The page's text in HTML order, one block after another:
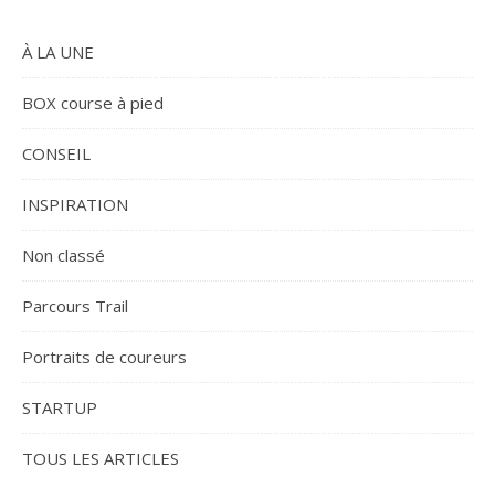
À LA UNE
BOX course à pied
CONSEIL
INSPIRATION
Non classé
Parcours Trail
Portraits de coureurs
STARTUP
TOUS LES ARTICLES